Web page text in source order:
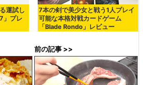
運試し
」プレ
7本の剣で美少女と戦う1人プレイ
可能な本格対戦カードゲーム
「Blade Rondo」レビュー
前の記事 >>